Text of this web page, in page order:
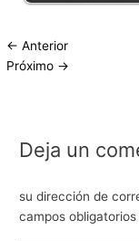
← Anterior
Próximo →
Deja un
su dirección de
campos